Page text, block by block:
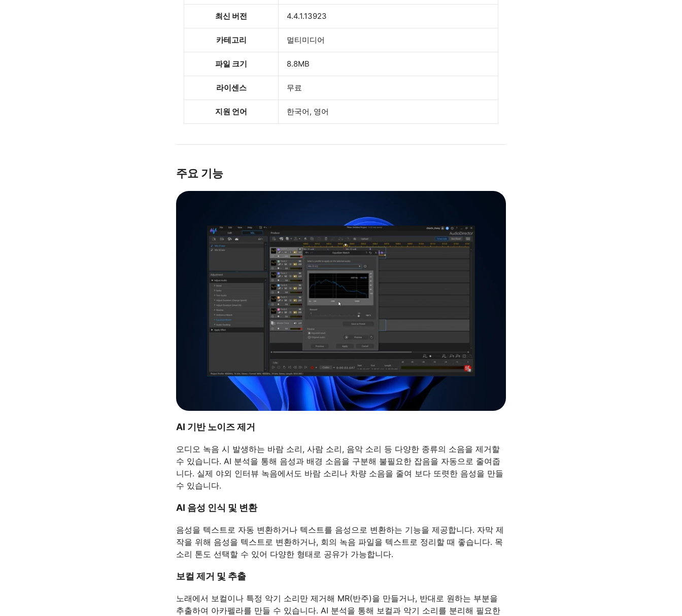
최신 버전 4.4.1.13923
카테고리 멀티미디어
파일 크기 8.8MB
라이센스 무료
지원 언어 한국어, 영어
주요 기능
AI 기반 노이즈 제거
오디오 녹음 시 발생하는 바람 소리, 사람 소리, 음악 소리 등 다양한 종류의 소음을 제거할
수 있습니다. AI 분석을 통해 음성과 배경 소음을 구분해 불필요한 잡음을 자동으로 줄여줍
니다. 실제 야외 인터뷰 녹음에서도 바람 소리나 차량 소음을 줄여 보다 또렷한 음성을 만들
수 있습니다.
AI 음성 인식 및 변환
음성을 텍스트로 자동 변환하거나 텍스트를 음성으로 변환하는 기능을 제공합니다. 자막 제
작을 위해 음성을 텍스트로 변환하거나, 회의 녹음 파일을 텍스트로 정리할 때 좋습니다. 목
소리 톤도 선택할 수 있어 다양한 형태로 공유가 가능합니다.
보컬 제거 및 추출
노래에서 보컬이나 특정 악기 소리만 제거해 MR(반주)을 만들거나, 반대로 원하는 부분을
추출하여 아카펠라를 만들 수 있습니다. AI 분석을 통해 보컬과 악기 소리를 분리해 필요한